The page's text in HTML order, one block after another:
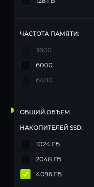
ЧАСТОТА ПАМЯТИ:
3600
6000
6400
ОБЩИЙ ОБЪЕМ
НАКОПИТЕЛЕЙ SSD:
1024 ГБ
2048 ГБ
4096 ГБ